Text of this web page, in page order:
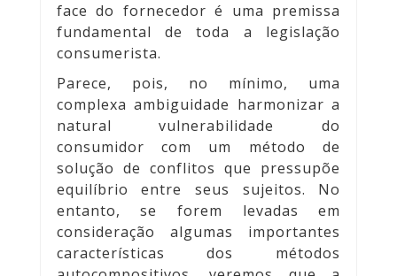
face do fornecedor é uma premissa
fundamental de toda a legislação
consumerista.
Parece, pois, no mínimo, uma
complexa ambiguidade harmonizar a
natural vulnerabilidade do
consumidor com um método de
solução de conflitos que pressupõe
equilíbrio entre seus sujeitos. No
entanto, se forem levadas em
consideração algumas importantes
características dos métodos